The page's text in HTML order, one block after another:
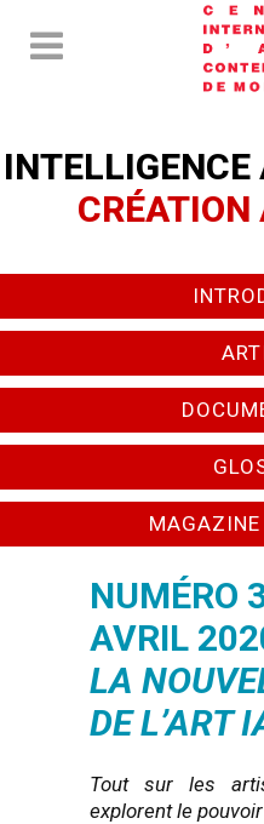
NUMÉRO
AVRIL
LA
DE L’ART
Tout sur les
explorent le